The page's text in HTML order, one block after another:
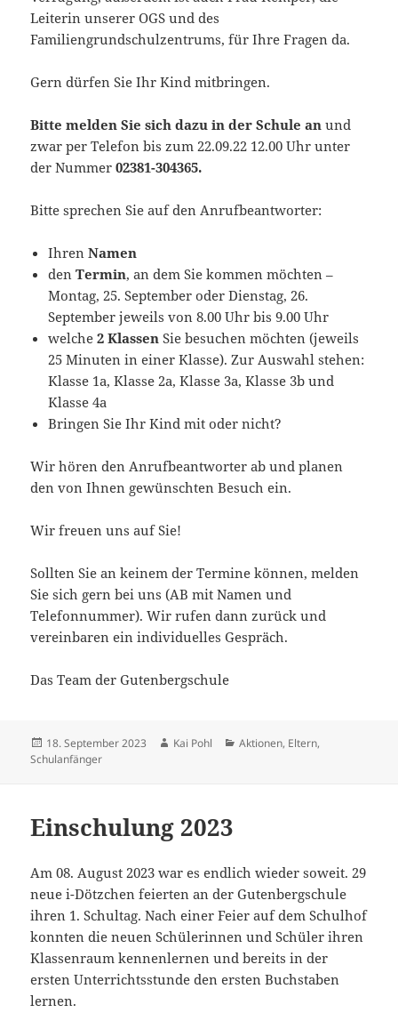
Leiterin unserer OGS und des
Familiengrundschulzentrums, für Ihre Fragen da.
Gern dürfen Sie Ihr Kind mitbringen.
Bitte melden Sie sich dazu in der Schule an und
zwar per Telefon bis zum 22.09.22 12.00 Uhr unter
der Nummer 02381-304365.
Bitte sprechen Sie auf den Anrufbeantworter:
IhrenNamen
denTermin, an dem Sie kommen möchten –
Montag, 25. September oder Dienstag, 26.
September jeweils von 8.00 Uhr bis 9.00 Uhr
welche2 Klassen Sie besuchen möchten (jeweils
25 Minuten in einer Klasse). Zur Auswahl stehen:
Klasse 1a, Klasse 2a, Klasse 3a, Klasse 3b und
Klasse 4a
Bringen Sie Ihr Kind mit oder nicht?
Wir hören den Anrufbeantworter ab und planen
den von Ihnen gewünschten Besuch ein.
Wir freuen uns auf Sie!
Sollten Sie an keinem der Termine können, melden
Sie sich gern bei uns (AB mit Namen und
Telefonnummer). Wir rufen dann zurück und
vereinbaren ein individuelles Gespräch.
Das Team der Gutenbergschule
Veröffentlicht
am
18. September 2023 Autor
Kai Pohl Kategorien
Aktionen, Eltern,
Schulanfänger
Einschulung 2023
Am 08. August 2023 war es endlich wieder soweit. 29
neue i-Dötzchen feierten an der Gutenbergschule
ihren 1. Schultag. Nach einer Feier auf dem Schulhof
konnten die neuen Schülerinnen und Schüler ihren
Klassenraum kennenlernen und bereits in der
ersten Unterrichtsstunde den ersten Buchstaben
lernen.